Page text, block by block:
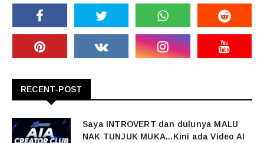
RECENT-POST
Saya INTROVERT dan dulunya MALU
NAK TUNJUK MUKA...Kini ada Video AI